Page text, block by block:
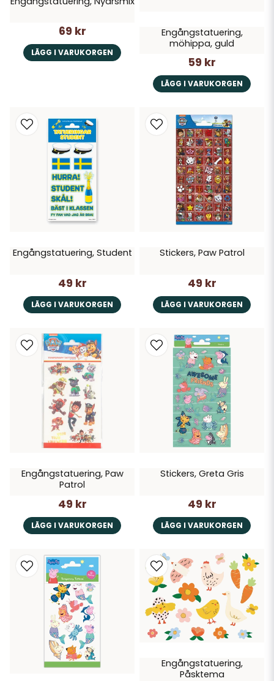
69 kr
LÄGG I VARUKORGEN
Engångstatuering,
möhippa, guld
59 kr
LÄGG I VARUKORGEN
Engångstatuering, Student
49 kr
LÄGG I VARUKORGEN
Stickers, Paw Patrol
49 kr
LÄGG I VARUKORGEN
Engångstatuering, Paw
Patrol
49 kr
LÄGG I VARUKORGEN
Stickers, Greta Gris
49 kr
LÄGG I VARUKORGEN
Engångstatuering,
Påsktema